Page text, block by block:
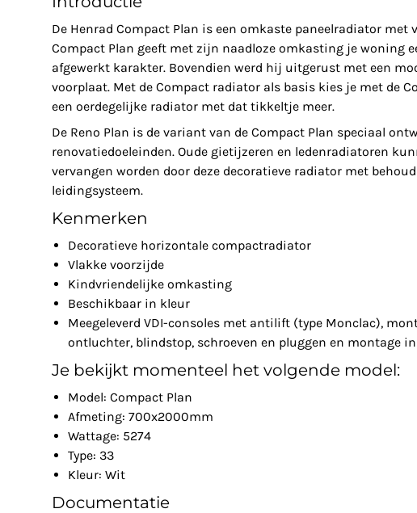
De Henrad Compact Plan is een omkaste paneelradiator met
Compact Plan geeft met zijn naadloze omkasting je woning
afgewerkt karakter. Bovendien werd hij uitgerust met een
voorplaat. Met de Compact radiator als basis kies je met de
een oerdegelijke radiator met dat tikkeltje meer.
De Reno Plan is de variant van de Compact Plan speciaal
renovatiedoeleinden. Oude gietijzeren en ledenradiatoren
vervangen worden door deze decoratieve radiator met
leidingsysteem.
Kenmerken
Decoratieve horizontale compactradiator
Vlakke voorzijde
Kindvriendelijke omkasting
Beschikbaar in kleur
Meegeleverd VDI-consoles met antilift (type Monclac),
ontluchter, blindstop, schroeven en pluggen en montage
Je bekijkt momenteel het volgende model:
Model: Compact Plan
Afmeting: 700x2000mm
Wattage: 5274
Type: 33
Kleur: Wit
Documentatie